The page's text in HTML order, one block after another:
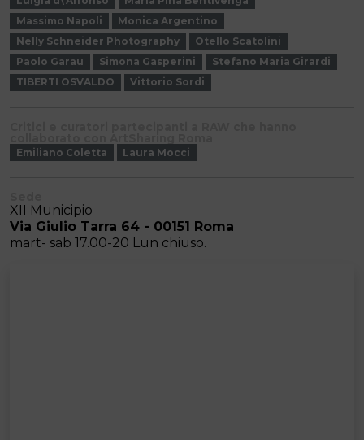
Massimo Napoli
Monica Argentino
Nelly Schneider Photography
Otello Scatolini
Paolo Garau
Simona Gasperini
Stefano Maria Girardi
TIBERTI OSVALDO
Vittorio Sordi
Emiliano Coletta Laura Mocci
XII Municipio
Via Giulio Tarra 64 - 00151 Roma
mart- sab 17.00-20 Lun chiuso.